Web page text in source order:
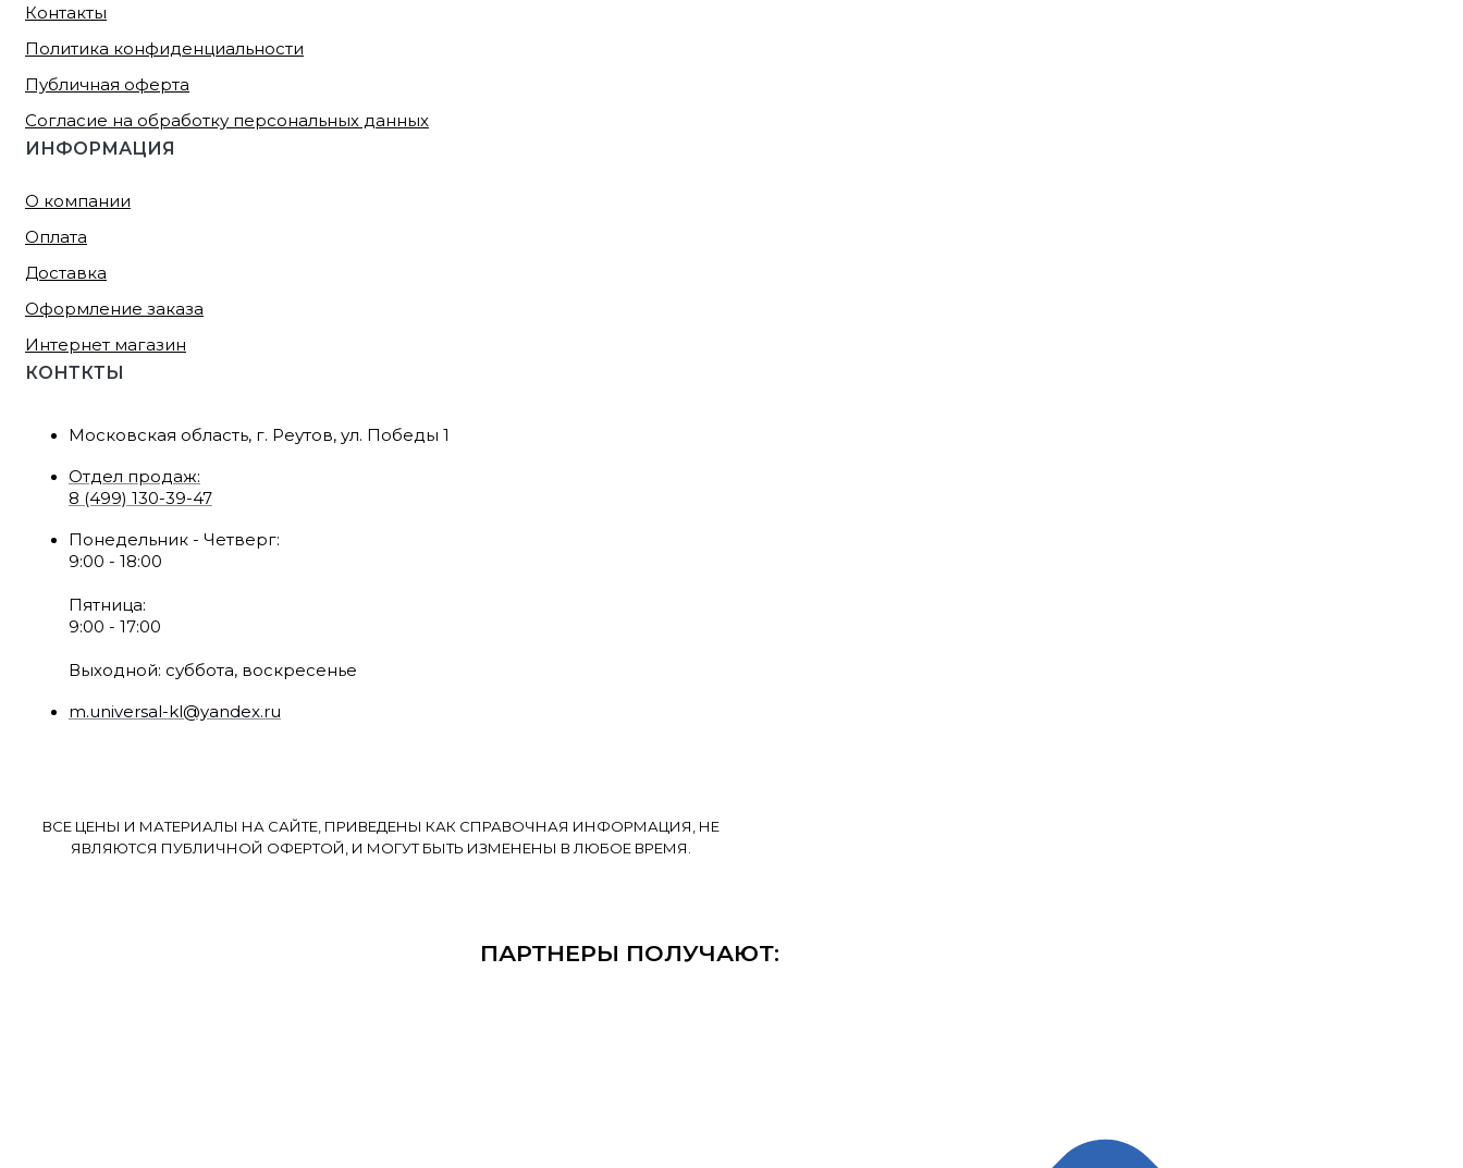
Контакты
Политика конфиденциальности
Публичная оферта
Согласие на обработку персональных данных
ИНФОРМАЦИЯ
О компании
Оплата
Доставка
Оформление заказа
Интернет магазин
КОНТКТЫ
Московская область, г. Реутов, ул. Победы 1
Отдел продаж:
8 (499) 130-39-47
Понедельник - Четверг:
9:00 - 18:00
Пятница:
9:00 - 17:00
Выходной: суббота, воскресенье
m.universal-kl@yandex.ru
ВСЕ ЦЕНЫ И МАТЕРИАЛЫ НА САЙТЕ, ПРИВЕДЕНЫ КАК СПРАВОЧНАЯ ИНФОРМАЦИЯ, НЕ
ЯВЛЯЮТСЯ ПУБЛИЧНОЙ ОФЕРТОЙ, И МОГУТ БЫТЬ ИЗМЕНЕНЫ В ЛЮБОЕ ВРЕМЯ.
ПАРТНЕРЫ ПОЛУЧАЮТ: